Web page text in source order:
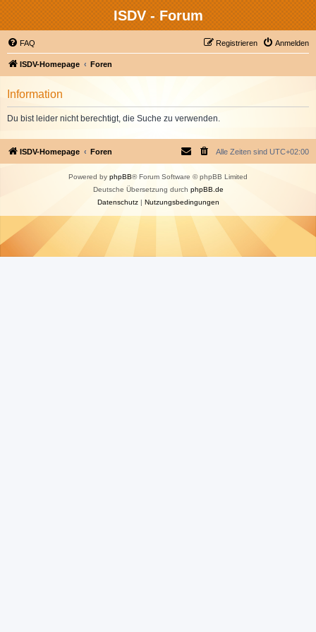
ISDV - Forum
FAQ Anmelden
Registrieren
ISDV-Homepage Foren
Information
Du bist leider nicht berechtigt, die Suche zu verwenden.
ISDV-Homepage Foren Alle Zeiten sind UTC+02:00
Powered by phpBB® Forum Software © phpBB Limited
Deutsche Übersetzung durch phpBB.de
Datenschutz| Nutzungsbedingungen